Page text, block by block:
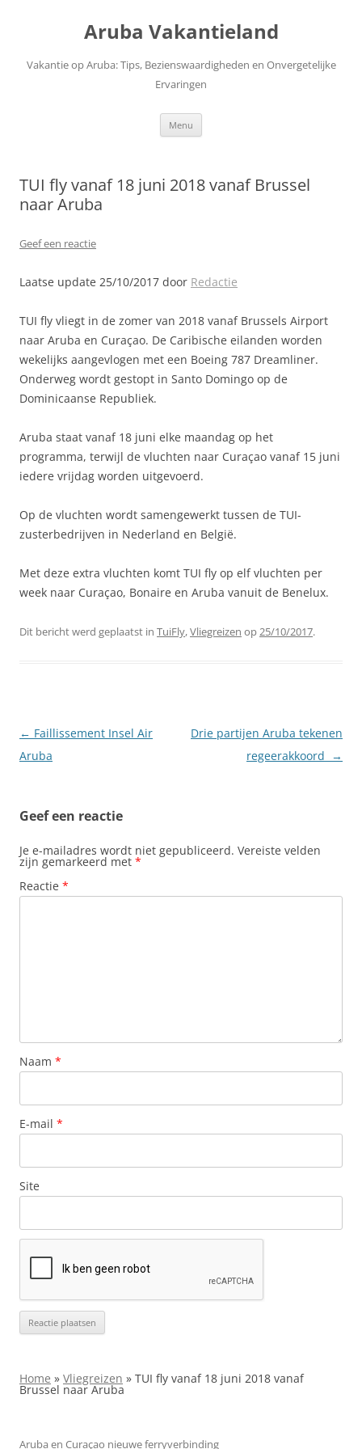
Aruba Vakantieland
Vakantie op Aruba: Tips, Bezienswaardigheden en Onvergetelijke
Ervaringen
Menu
TUI fly vanaf 18 juni 2018 vanaf Brussel
naar Aruba
Geef een reactie
Laatse update 25/10/2017 door Redactie
TUI fly vliegt in de zomer van 2018 vanaf Brussels Airport
naar Aruba en Curaçao. De Caribische eilanden worden
wekelijks aangevlogen met een Boeing 787 Dreamliner.
Onderweg wordt gestopt in Santo Domingo op de
Dominicaanse Republiek.
Aruba staat vanaf 18 juni elke maandag op het
programma, terwijl de vluchten naar Curaçao vanaf 15 juni
iedere vrijdag worden uitgevoerd.
Op de vluchten wordt samengewerkt tussen de TUI-
zusterbedrijven in Nederland en België.
Met deze extra vluchten komt TUI fly op elf vluchten per
week naar Curaçao, Bonaire en Aruba vanuit de Benelux.
Dit bericht werd geplaatst in TuiFly,Vliegreizen op25/10/2017.
Berichtnavigatie
← Faillissement Insel Air
Aruba
Drie partijen Aruba tekenen
regeerakkoord →
Geef een reactie
Je e-mailadres wordt niet gepubliceerd. Vereiste velden
zijn gemarkeerd met *
Reactie *
Naam *
E-mail *
Site
Home » Vliegreizen » TUI fly vanaf 18 juni 2018 vanaf
Brussel naar Aruba
Aruba en Curaçao nieuwe ferryverbinding